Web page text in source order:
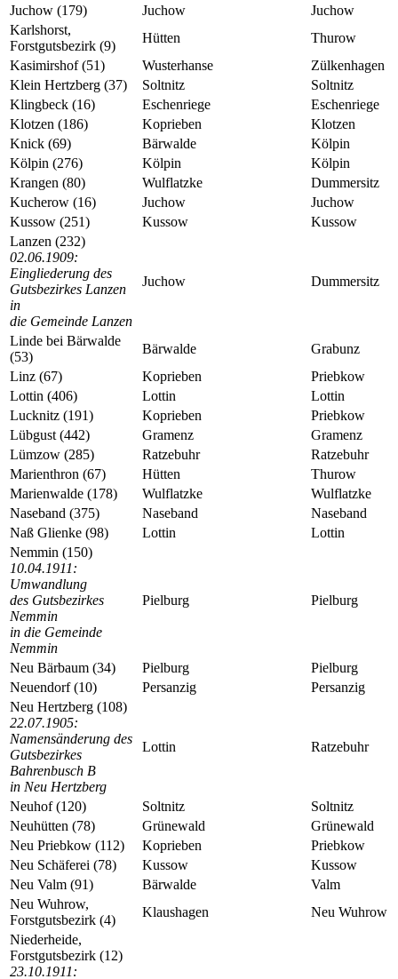
Juchow (179)
Juchow
Juchow
Karlshorst,
Forstgutsbezirk (9)
Hütten
Thurow
Kasimirshof (51)
Wusterhanse
Zülkenhagen
Klein Hertzberg (37)
Soltnitz
Soltnitz
Klingbeck (16)
Eschenriege
Eschenriege
Klotzen (186)
Koprieben
Klotzen
Knick (69)
Bärwalde
Kölpin
Kölpin (276)
Kölpin
Kölpin
Krangen (80)
Wulflatzke
Dummersitz
Kucherow (16)
Juchow
Juchow
Kussow (251)
Kussow
Kussow
Lanzen (232)
02.06.1909:
Eingliederung des
Gutsbezirkes Lanzen
in
die Gemeinde Lanzen
Juchow Dummersitz
Linde bei Bärwalde
(53)
Bärwalde
Grabunz
Linz (67)
Koprieben
Priebkow
Lottin (406)
Lottin
Lottin
Lucknitz (191)
Koprieben
Priebkow
Lübgust (442)
Gramenz
Gramenz
Lümzow (285)
Ratzebuhr
Ratzebuhr
Marienthron (67)
Hütten
Thurow
Marienwalde (178)
Wulflatzke
Wulflatzke
Naseband (375)
Naseband
Naseband
Naß Glienke (98)
Lottin
Lottin
Nemmin (150)
10.04.1911:
Umwandlung
des Gutsbezirkes
Nemmin
in die Gemeinde
Nemmin
Pielburg Pielburg
Neu Bärbaum (34) Pielburg
Pielburg
Neuendorf (10)
Persanzig
Persanzig
Neu Hertzberg (108)
22.07.1905:
Namensänderung des
Gutsbezirkes
Bahrenbusch B
in Neu Hertzberg
Lottin Ratzebuhr
Neuhof (120) Soltnitz
Soltnitz
Neuhütten (78)
Grünewald
Grünewald
Neu Priebkow (112)
Koprieben
Priebkow
Neu Schäferei (78)
Kussow
Kussow
Neu Valm (91)
Bärwalde
Valm
Neu Wuhrow,
Forstgutsbezirk (4)
Klaushagen
Neu Wuhrow
Niederheide,
Forstgutsbezirk (12)
23.10.1911: